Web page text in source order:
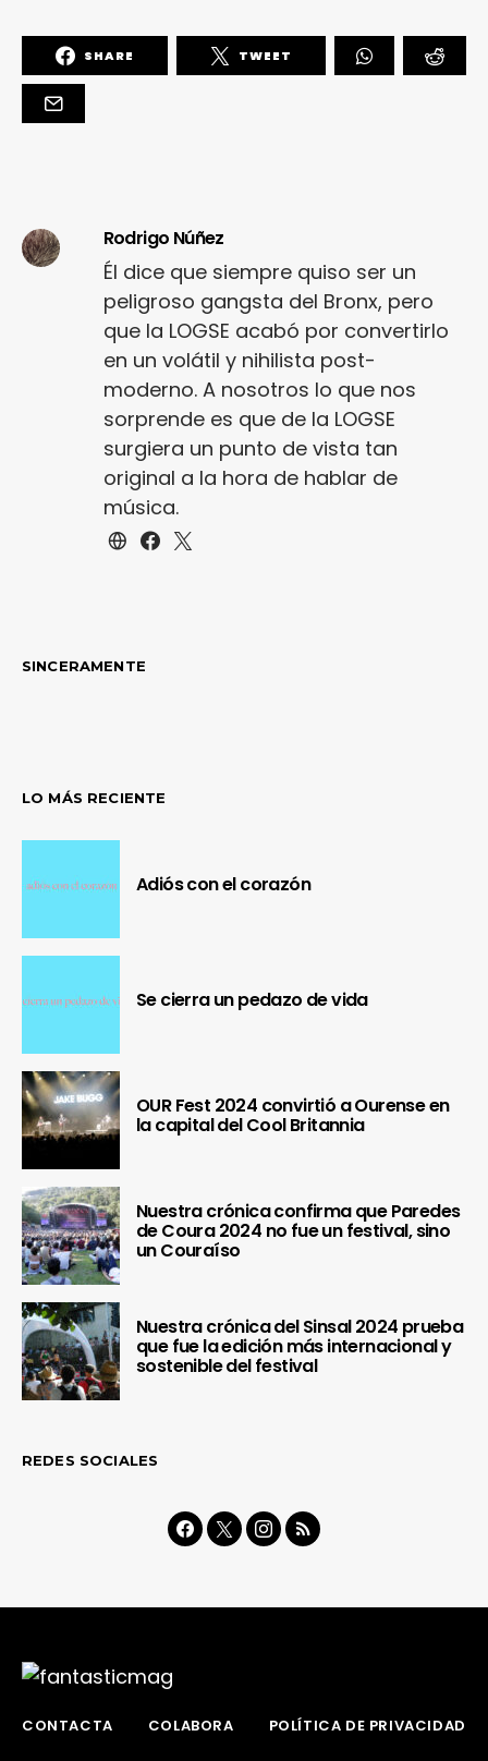
SHARE TWEET
Rodrigo Núñez
Él dice que siempre quiso ser un
peligroso gangsta del Bronx, pero
que la LOGSE acabó por convertirlo
en un volátil y nihilista post-
moderno. A nosotros lo que nos
sorprende es que de la LOGSE
surgiera un punto de vista tan
original a la hora de hablar de
música.
SINCERAMENTE
LO MÁS RECIENTE
Adiós con el corazón
Se cierra un pedazo de vida
OUR Fest 2024 convirtió a Ourense en
la capital del Cool Britannia
Nuestra crónica confirma que Paredes
de Coura 2024 no fue un festival, sino
un Couraíso
Nuestra crónica del Sinsal 2024 prueba
que fue la edición más internacional y
sostenible del festival
REDES SOCIALES
CONTACTA COLABORA POLÍTICA DE PRIVACIDAD